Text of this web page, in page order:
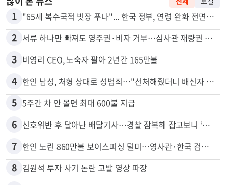
많이 본 뉴스
1 "65세 복수국적 빗장 푸나"... 한국 정부, 연령 완화 전면 추진
2
3 비영리 CEO, 노숙자 팔아 2년간 165만불
4
5 5주간 차 안 몰면 최대 600불 지급
6 신호위반 후 달아난 배달기사…경찰 잠복해 잡고보니 ‘반전’
7